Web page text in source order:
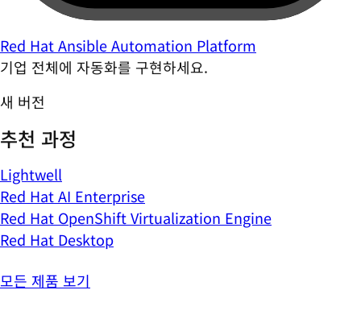
Red Hat Ansible Automation Platform
기업 전체에 자동화를 구현하세요.
새 버전
추천 과정
Lightwell
Red Hat AI Enterprise
Red Hat OpenShift Virtualization Engine
Red Hat Desktop
모든 제품 보기